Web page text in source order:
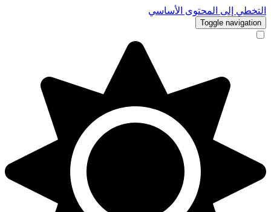
التخطي إلى المحتوى الأساسي
Toggle navigation